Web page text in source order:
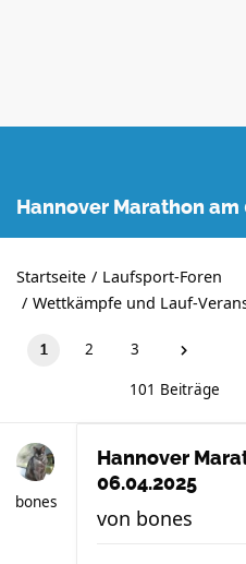
Hannover Marathon am
Startseite
Laufsport-Foren
Wettkämpfe und Lauf-
1 2 3
101 Beiträge
bones
Hannover
06.04.2025
von bones